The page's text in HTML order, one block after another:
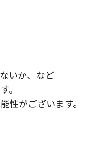
いか、など
。
がございます。